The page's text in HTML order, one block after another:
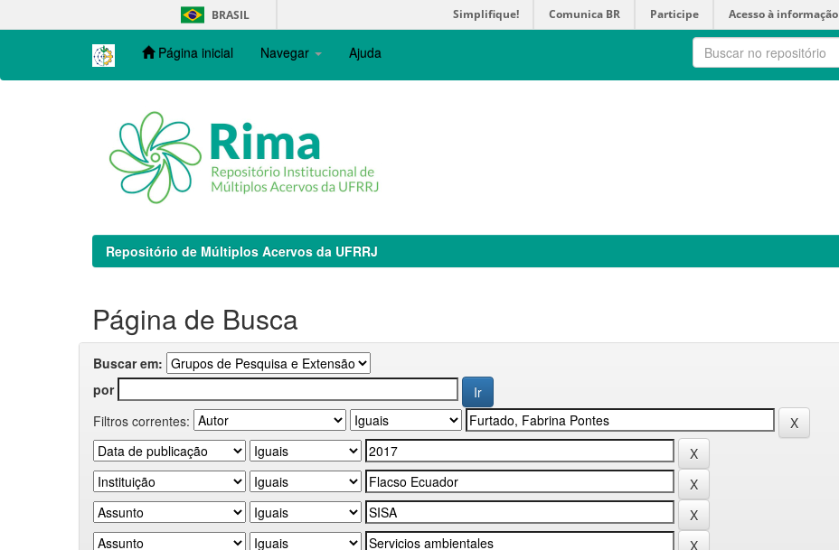
navigation
BRASIL Simplifique! Comunica BR Participe Acesso à informação
Página inicial Navegar Ajuda
Repositório de Múltiplos Acervos da UFRRJ
Página de Busca
Buscar em:
por
Filtros correntes: